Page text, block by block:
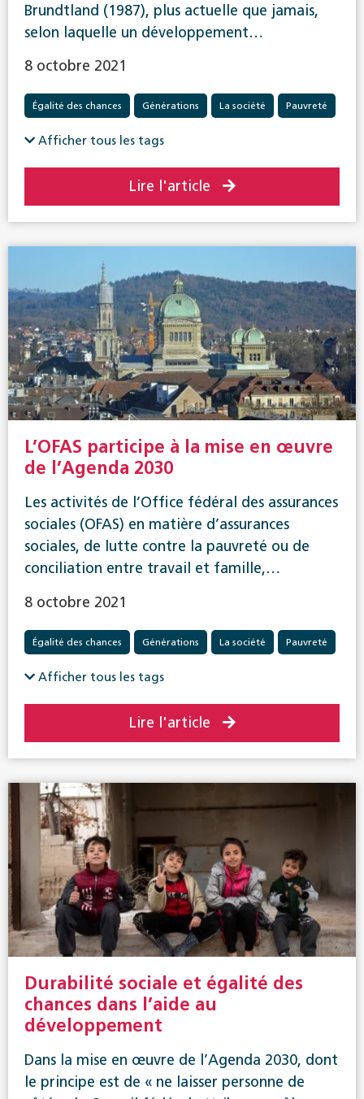
Brundtland (1987), plus actuelle que jamais,
selon laquelle un développement…
8 octobre 2021
Égalité des chances Générations La société Pauvreté
Politique sociale en général
Afficher tous les tags
Lire l'article
L’OFAS participe à la mise en œuvre
de l’Agenda 2030
Les activités de l’Office fédéral des assurances
sociales (OFAS) en matière d’assurances
sociales, de lutte contre la pauvreté ou de
conciliation entre travail et famille,…
8 octobre 2021
Égalité des chances Générations La société Pauvreté
Afficher tous les tags
Lire l'article
Durabilité sociale et égalité des
chances dans l’aide au
développement
Dans la mise en œuvre de l’Agenda 2030, dont
le principe est de « ne laisser personne de